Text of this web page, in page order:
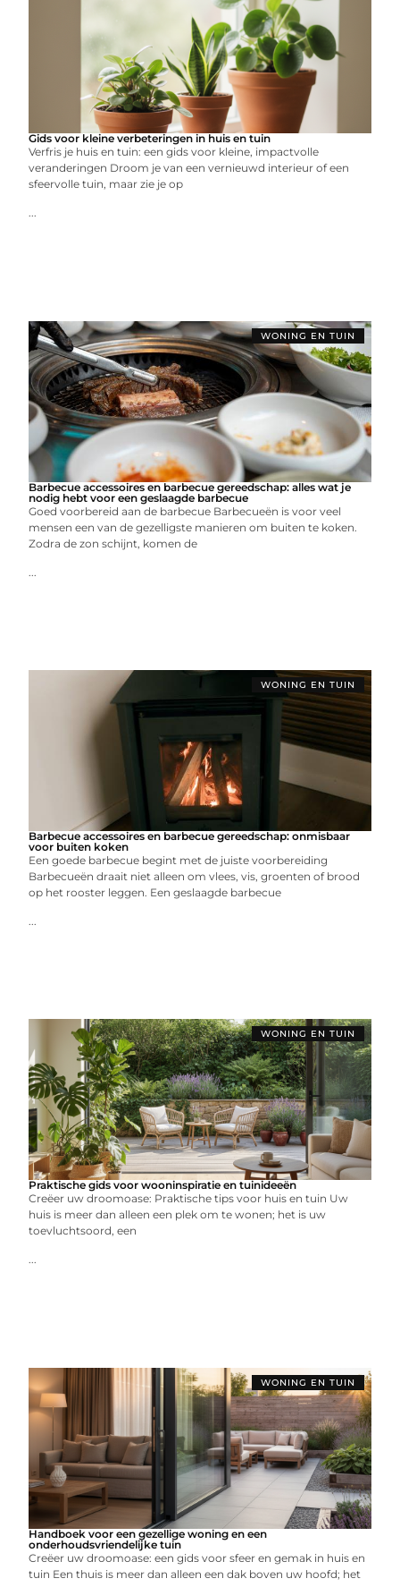
Gids voor kleine verbeteringen in huis en tuin
Verfris je huis en tuin: een gids voor kleine, impactvolle
veranderingen Droom je van een vernieuwd interieur of een
sfeervolle tuin, maar zie je op
...
WONING EN TUIN
Barbecue accessoires en barbecue gereedschap: alles wat je
nodig hebt voor een geslaagde barbecue
Goed voorbereid aan de barbecue Barbecueën is voor veel
mensen een van de gezelligste manieren om buiten te koken.
Zodra de zon schijnt, komen de
...
WONING EN TUIN
Barbecue accessoires en barbecue gereedschap: onmisbaar
voor buiten koken
Een goede barbecue begint met de juiste voorbereiding
Barbecueën draait niet alleen om vlees, vis, groenten of brood
op het rooster leggen. Een geslaagde barbecue
...
WONING EN TUIN
Praktische gids voor wooninspiratie en tuinideeën
Creëer uw droomoase: Praktische tips voor huis en tuin Uw
huis is meer dan alleen een plek om te wonen; het is uw
toevluchtsoord, een
...
WONING EN TUIN
Handboek voor een gezellige woning en een
onderhoudsvriendelijke tuin
Creëer uw droomoase: een gids voor sfeer en gemak in huis en
tuin Een thuis is meer dan alleen een dak boven uw hoofd; het